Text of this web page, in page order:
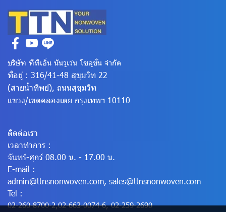
บริษัท ทีทีเอ็น นันวูเว่น โซลูชั่น จำกัด
ที่อยู่ : 316/41-48 สุขุมวิท 22
(สายน้ำทิพย์), ถนนสุขุมวิท
แขวง/เขตคลองเตย กรุงเทพฯ 10110
ติดต่อเรา
เวลาทำการ :
จันทร์-ศุกร์ 08.00 น. - 17.00 น.
E-mail :
admin@ttnsnonwoven.com, sales@ttnsnonwoven.com
Tel :
02-260-8700-2,02-663-0074-6,02-259-2690